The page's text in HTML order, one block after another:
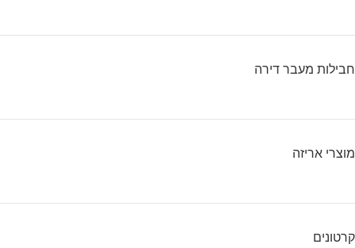
חבילות מעבר דירה
מוצרי אריזה
קרטונים